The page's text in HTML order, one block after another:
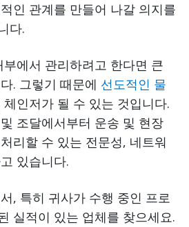
인 관계를 만들어 나갈 의지를
다.
에서 관리하려고 한다면 큰
. 그렇기 때문에 선도적인 물
인저가 될 수 있는 것입니다.
조달에서부터 운송 및 현장
리할 수 있는 전문성, 네트워
있습니다.
, 특히 귀사가 수행 중인 프로
실적이 있는 업체를 찾으세요.